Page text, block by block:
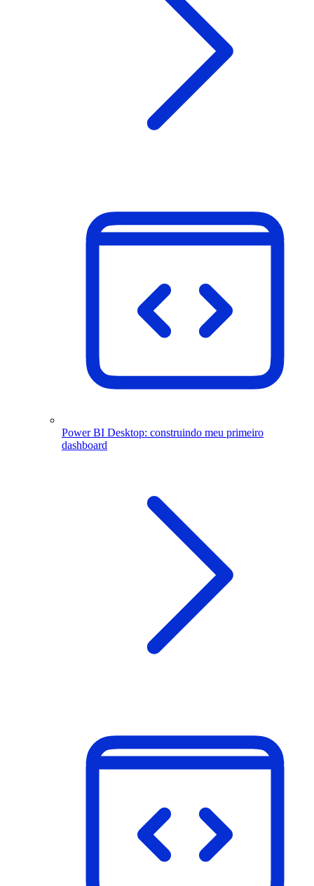
Power BI Desktop: construindo meu primeiro
dashboard